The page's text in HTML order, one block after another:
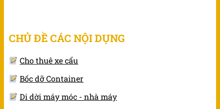
CHỦ ĐỀ CÁC NỘI DỤNG
Cho thuê xe cẩu
Bốc dỡ Container
Di dời máy móc - nhà máy